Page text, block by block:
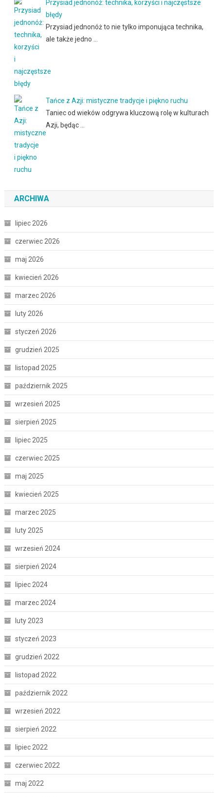
Przysiad jednonóż: technika, korzyści i najczęstsze
błędy
Przysiad jednonóż to nie tylko imponująca technika,
ale także jedno …
Tańce z Azji: mistyczne tradycje i piękno ruchu
Taniec od wieków odgrywa kluczową rolę w kulturach
Azji, będąc …
ARCHIWA
lipiec 2026
czerwiec 2026
maj 2026
kwiecień 2026
marzec 2026
luty 2026
styczeń 2026
grudzień 2025
listopad 2025
październik 2025
wrzesień 2025
sierpień 2025
lipiec 2025
czerwiec 2025
maj 2025
kwiecień 2025
marzec 2025
luty 2025
wrzesień 2024
sierpień 2024
lipiec 2024
marzec 2024
luty 2023
styczeń 2023
grudzień 2022
listopad 2022
październik 2022
wrzesień 2022
sierpień 2022
lipiec 2022
czerwiec 2022
maj 2022